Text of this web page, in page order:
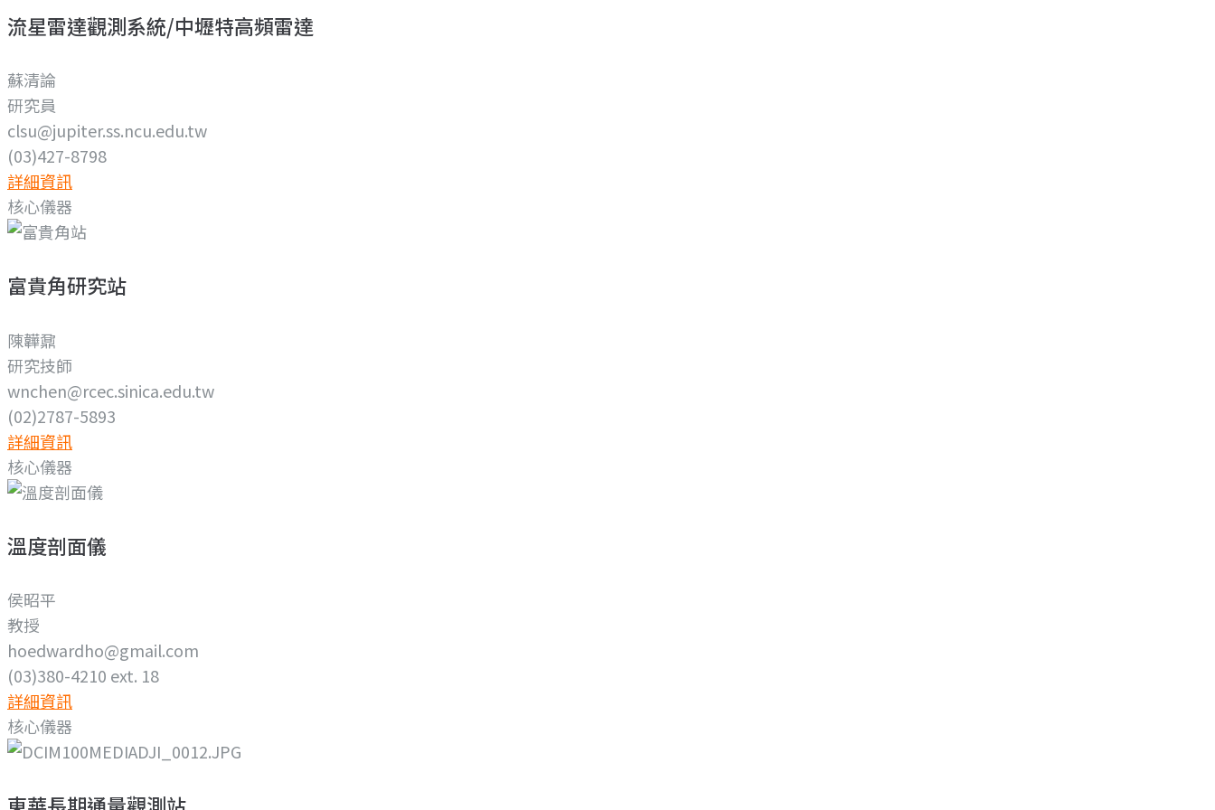
流星雷達觀測系統/中壢特高頻雷達
蘇清論
研究員
clsu@jupiter.ss.ncu.edu.tw
(03)427-8798
詳細資訊
核心儀器
富貴角研究站
陳韡鼐
研究技師
wnchen@rcec.sinica.edu.tw
(02)2787-5893
詳細資訊
核心儀器
溫度剖面儀
侯昭平
教授
hoedwardho@gmail.com
(03)380-4210 ext. 18
詳細資訊
核心儀器